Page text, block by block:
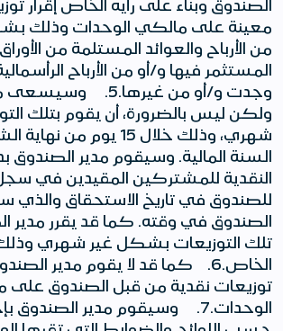
معينة على مالكي الوحدات وذلك
من الأرباح والعوائد المستلمة من الأوراق
المستثمر فيها و/أو من الأرباح
وجدت و/أو من غيرها.5.
ولكن ليس بالضرورة، أن يقوم بتلك
شهري، وذلك خلال 15 يوم
السنة المالية. وسيقوم مدير الصندوق
النقدية للمشتركين المقيدين في
للصندوق في تاريخ الاستحقاق والذي
الصندوق في وقته. كما قد يقرر مدير
تلك التوزيعات بشكل غير شهري
الخاص.6. كما قد لا يقوم مدير
توزيعات نقدية من قبل الصندوق على
الوحدات.7. وسيقوم مدير الصندوق